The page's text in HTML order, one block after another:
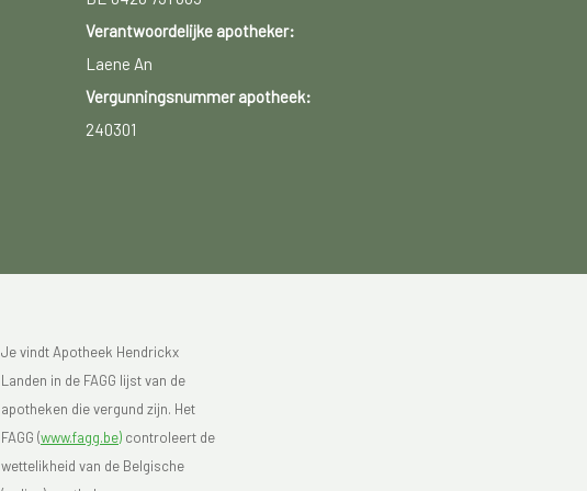
Verantwoordelijke apotheker:
Laene An
Vergunningsnummer apotheek:
240301
Je vindt Apotheek Hendrickx
Landen in de FAGG lijst van de
apotheken die vergund zijn. Het
FAGG (www.fagg.be)controleert de
wettelikheid van de Belgische